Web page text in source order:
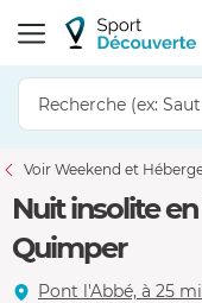
Voir Weekend et
Nuit insolite
Quimper
Pont l'Abbé, à 25